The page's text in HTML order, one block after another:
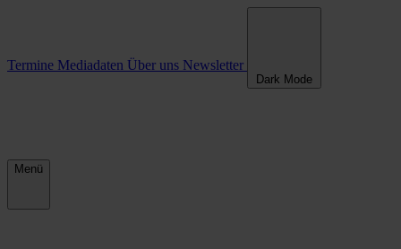
Termine Mediadaten Über uns Newsletter
Dark Mode
Menü